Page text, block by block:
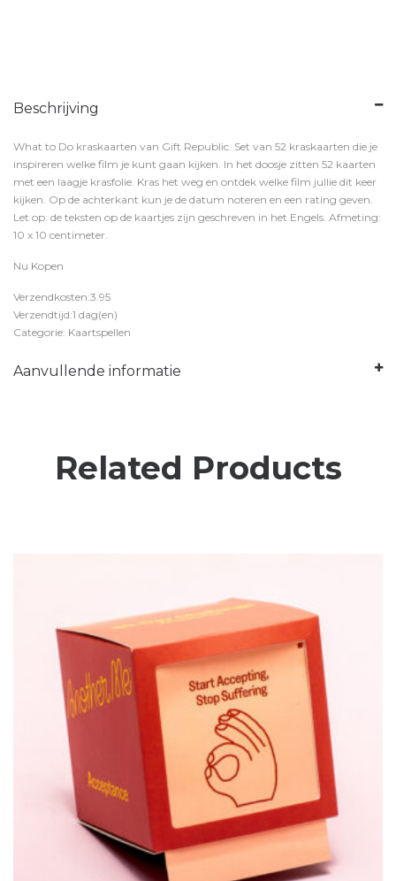
Beschrijving
What to Do kraskaarten van Gift Republic. Set van 52 kraskaarten die je
inspireren welke film je kunt gaan kijken. In het doosje zitten 52 kaarten
met een laagje krasfolie. Kras het weg en ontdek welke film jullie dit keer
kijken. Op de achterkant kun je de datum noteren en een rating geven.
Let op: de teksten op de kaartjes zijn geschreven in het Engels. Afmeting:
10 x 10 centimeter.
Nu Kopen
Verzendkosten:3.95
Verzendtijd:1 dag(en)
Categorie: Kaartspellen
Aanvullende informatie
Related Products